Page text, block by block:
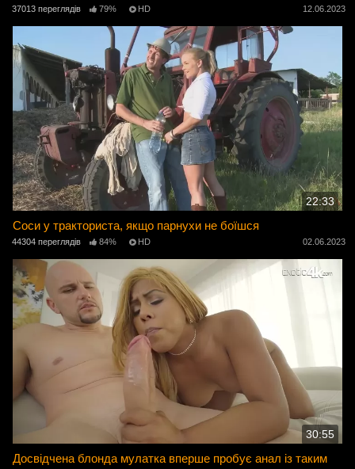
37013 переглядів 79% HD 12.06.2023
22:33
Соси у тракториста, якщо парнухи не боїшся
44304 переглядів 84% HD 02.06.2023
30:55
Досвідчена блонда мулатка вперше пробує анал із таким